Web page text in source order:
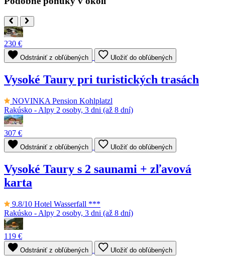
230 €
Odstrániť z obľúbených Uložiť do obľúbených
Vysoké Taury pri turistických trasách
NOVINKA Pension Kohlplatzl
Rakúsko - Alpy 2 osoby, 3 dni (až 8 dní)
307 €
Odstrániť z obľúbených Uložiť do obľúbených
Vysoké Taury s 2 saunami + zľavová
karta
9.8/10 Hotel Wasserfall ***
Rakúsko - Alpy 2 osoby, 3 dni (až 8 dní)
119 €
Odstrániť z obľúbených Uložiť do obľúbených